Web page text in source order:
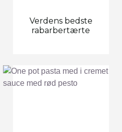
Verdens bedste
rabarbertærte